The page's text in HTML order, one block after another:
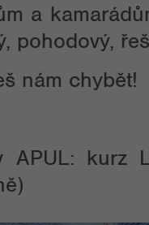
a
pohodový,
nám chybět!
APUL: kurz